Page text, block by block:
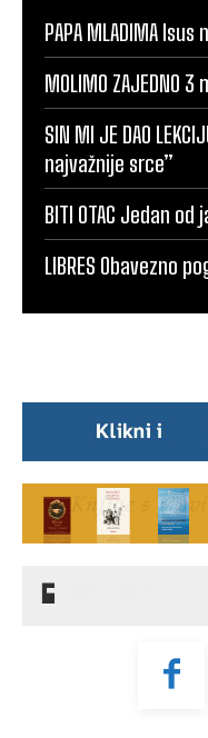
PAPA MLADIMA
MOLIMO ZAJEDNO
SIN MI JE DAO
najvažnije srce”
BITI OTAC Jedan
LIBRES Obavezno